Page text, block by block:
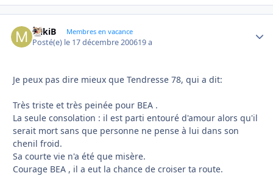
MikiB Membres en vacance
Posté(e) le 17 décembre 200619 a
Je peux pas dire mieux que Tendresse 78, qui a dit:
Très triste et très peinée pour BEA .
La seule consolation : il est parti entouré d'amour alors qu'il
serait mort sans que personne ne pense à lui dans son
chenil froid.
Sa courte vie n'a été que misère.
Courage BEA , il a eut la chance de croiser ta route.